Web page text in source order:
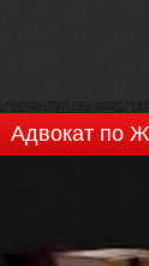
Адвокат по